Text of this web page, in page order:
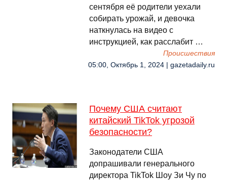
сентября её родители уехали
собирать урожай, и девочка
наткнулась на видео с
инструкцией, как расслабит …
Происшествия
05:00, Октябрь 1, 2024 | gazetadaily.ru
Почему США считают
китайский TikTok угрозой
безопасности?
Законодатели США
допрашивали генерального
директора TikTok Шоу Зи Чу по